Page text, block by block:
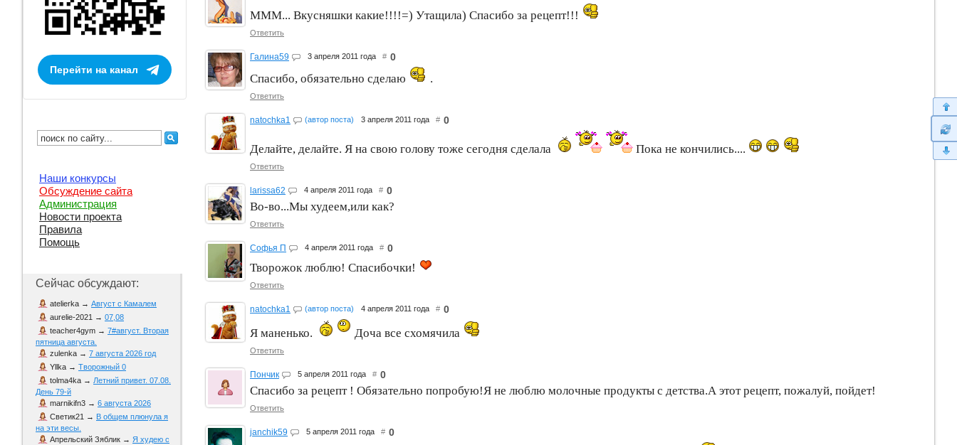
МММ... Вкусняшки какие!!!!=) Утащила) Спасибо за рецепт!!!
Ответить
Галина59 3 апреля 2011 года # 0
Спасибо, обязательно сделаю .
Ответить
natochka1 (автор поста) 3 апреля 2011 года # 0
Делайте, делайте. Я на свою голову тоже сегодня сделала Пока не кончились....
Ответить
larissa62 4 апреля 2011 года # 0
Во-во...Мы худеем,или как?
Ответить
Софья П 4 апреля 2011 года # 0
Творожок люблю! Спасибочки!
Ответить
natochka1 (автор поста) 4 апреля 2011 года # 0
Я маненько. Доча все схомячила
Ответить
Пончик 5 апреля 2011 года # 0
Спасибо за рецепт ! Обязательно попробую!Я не люблю молочные продукты с детства.А этот рецепт, пожалуй, пойдет!
Ответить
janchik59 5 апреля 2011 года # 0
Перейти на канал
Наши конкурсы
Обсуждение сайта
Администрация
Новости проекта
Правила
Помощь
Сейчас обсуждают:
atelierka → Август с Камалем
aurelie-2021 → 07,08
teacher4gym → 7#август. Вторая
пятница августа.
zulenka → 7 августа 2026 год
Yllka → Творожный 0
tolma4ka → Летний привет. 07.08.
День 79-й
marnikifn3 → 6 августа 2026
Светик21 → В общем плюнула я
на эти весы.
Апрельский Зяблик → Я худею с